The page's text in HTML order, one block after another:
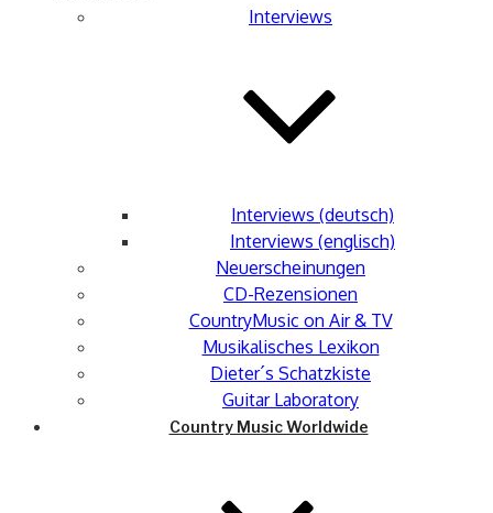
Interviews
Interviews (deutsch)
Interviews (englisch)
Neuerscheinungen
CD-Rezensionen
CountryMusic on Air & TV
Musikalisches Lexikon
Dieter´s Schatzkiste
Guitar Laboratory
Country Music Worldwide